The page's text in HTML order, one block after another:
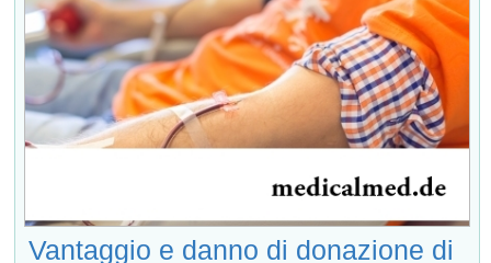
Vantaggio e danno di donazione di